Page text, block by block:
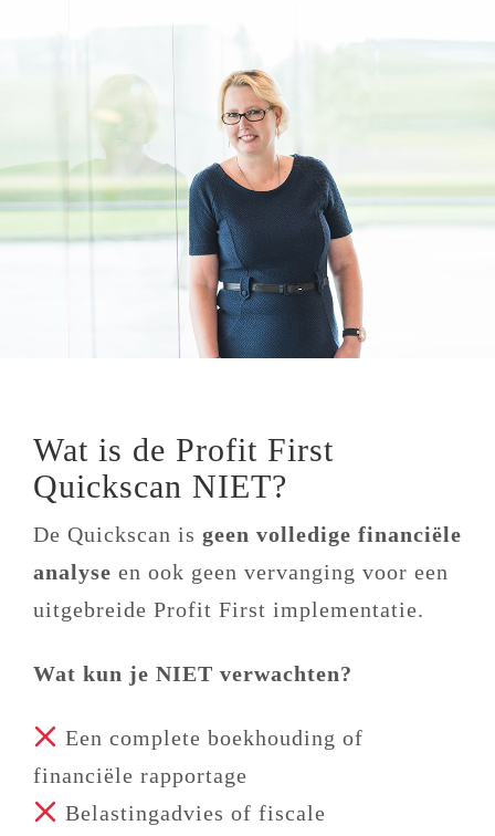
Wat is de Profit First
Quickscan NIET?
De Quickscan is geen volledige financiële
analyse en ook geen vervanging voor een
uitgebreide Profit First implementatie.
Wat kun je NIET verwachten?
Een complete boekhouding of
financiële rapportage
Belastingadvies of fiscale